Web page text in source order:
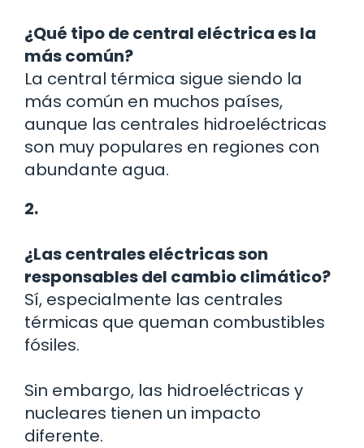
¿Qué tipo de central eléctrica es la
más común?
La central térmica sigue siendo la
más común en muchos países,
aunque las centrales hidroeléctricas
son muy populares en regiones con
abundante agua.
2.
¿Las centrales eléctricas son
responsables del cambio climático?
Sí, especialmente las centrales
térmicas que queman combustibles
fósiles.
Sin embargo, las hidroeléctricas y
nucleares tienen un impacto
diferente.